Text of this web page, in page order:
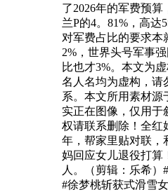
了2026年的军费预
兰P的4。81%，高达
对军费占比的要求本
2%，世界头号军事
比也才3%。本文为
名人名均为虚构，请
系。本文所用素材源
实正在图像，仅用于
权请联系删除！全红
年，帮家里贴对联，
妈回应女儿退役打算
人。（剪辑：乐希）
#徐梦桃斩获式滑雪